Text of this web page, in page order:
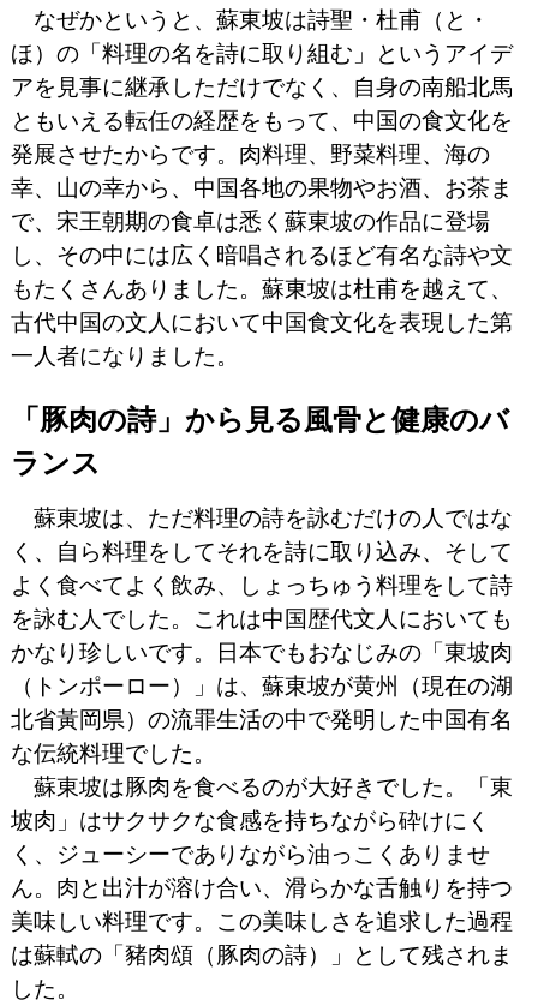
なぜかというと、蘇東坡は詩聖・杜甫（と・
ほ）の「料理の名を詩に取り組む」というアイデ
アを見事に継承しただけでなく、自身の南船北馬
ともいえる転任の経歴をもって、中国の食文化を
発展させたからです。肉料理、野菜料理、海の
幸、山の幸から、中国各地の果物やお酒、お茶ま
で、宋王朝期の食卓は悉く蘇東坡の作品に登場
し、その中には広く暗唱されるほど有名な詩や文
もたくさんありました。蘇東坡は杜甫を越えて、
古代中国の文人において中国食文化を表現した第
一人者になりました。
「豚肉の詩」から見る風骨と健康のバ
ランス
蘇東坡は、ただ料理の詩を詠むだけの人ではな
く、自ら料理をしてそれを詩に取り込み、そして
よく食べてよく飲み、しょっちゅう料理をして詩
を詠む人でした。これは中国歴代文人においても
かなり珍しいです。日本でもおなじみの「東坡肉
（トンポーロー）」は、蘇東坡が黄州（現在の湖
北省黃岡県）の流罪生活の中で発明した中国有名
な伝統料理でした。
蘇東坡は豚肉を食べるのが大好きでした。「東
坡肉」はサクサクな食感を持ちながら砕けにく
く、ジューシーでありながら油っこくありませ
ん。肉と出汁が溶け合い、滑らかな舌触りを持つ
美味しい料理です。この美味しさを追求した過程
は蘇軾の「豬肉頌（豚肉の詩）」として残されま
した。